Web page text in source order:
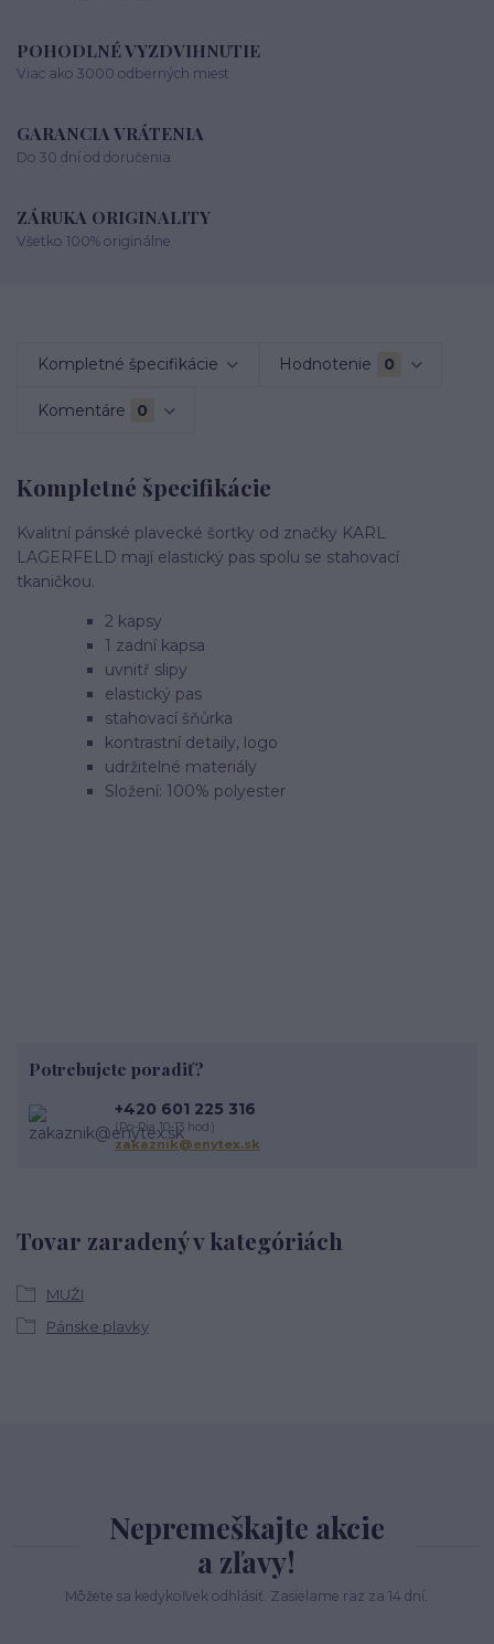
POHODLNÉ VYZDVIHNUTIE
Viac ako 3000 odberných miest
GARANCIA VRÁTENIA
Do 30 dní od doručenia
ZÁRUKA ORIGINALITY
Všetko 100% originálne
Kompletné špecifikácie Hodnotenie 0
Komentáre 0
Kompletné špecifikácie
Kvalitní pánské plavecké šortky od značky KARL
LAGERFELD mají elastický pas spolu se stahovací
tkaničkou.
2 kapsy
1 zadní kapsa
uvnitř slipy
elastický pas
stahovací šňůrka
kontrastní detaily, logo
udržitelné materiály
Složení: 100% polyester
Tovar zaradený v kategóriách
MUŽI
Pánske plavky
Potrebujete poradiť?
+420 601 225 316
(Po-Pia 10-13 hod.)
zakaznik@enytex.sk
Nepremeškajte akcie
a zľavy!
Môžete sa kedykoľvek odhlásiť. Zasielame raz za 14 dní.